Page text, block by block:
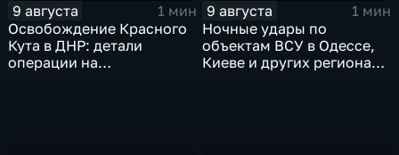
9 августа
1 мин
Освобождение Красного
Кута в ДНР: детали
операции на
9 августа
1 мин
Ночные удары по
объектам ВСУ в Одессе,
Киеве и других регионах